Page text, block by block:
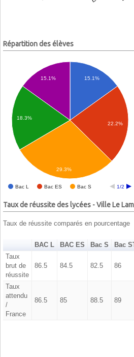
Répartition des élèves
Bac L Bac ES Bac S 1/2
15.1%
22.2%
15.1%
18.3%
29.3%
Taux de réussite des lycées - Ville Le
Taux de réussite comparés en pourcentage
BAC L BAC ES Bac S Bac
Taux
brut de
réussite
86.5 84.5 82.5 86
Taux
attendu
/
France
86.5 85 88.5 89